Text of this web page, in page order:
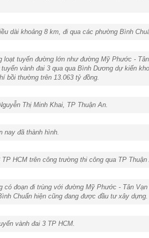
dài khoảng 8 km, đi qua các phường Bình
loạt tuyến đường lớn như đường Mỹ Phước -
vành đai 3 qua qua Bình Dương dự kiến
bồi thường trên 13.063 tỷ đồng.
Thị Minh Khai, TP Thuận An.
nay đã thành hình.
HCM trên công trường thi công qua TP Thuận
đoạn đi trùng với đường Mỹ Phước - Tân
Chuẩn hiện cũng đang được đầu tư xây dựng.
vành đai 3 TP HCM.